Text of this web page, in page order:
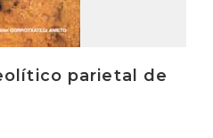
parietal de